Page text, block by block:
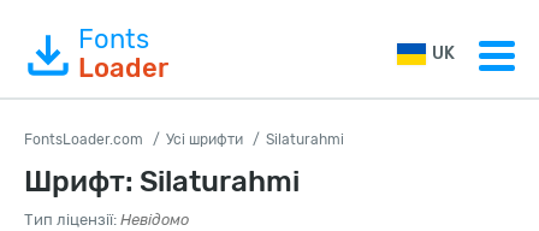
Fonts
Loader
UK
FontsLoader.com Усі шрифти Silaturahmi
Шрифт: Silaturahmi
Тип ліцензії: Невідомо